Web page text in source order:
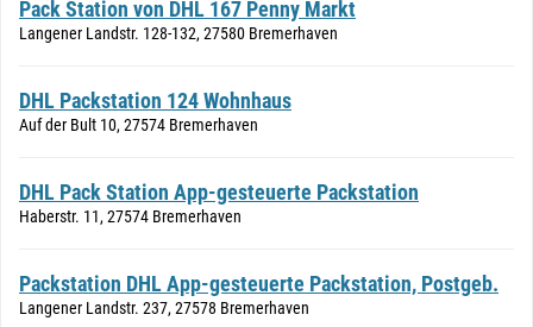
Pack Station von DHL 167 Penny Markt
Langener Landstr. 128-132, 27580 Bremerhaven
DHL Packstation 124 Wohnhaus
Auf der Bult 10, 27574 Bremerhaven
DHL Pack Station App-gesteuerte Packstation
Haberstr. 11, 27574 Bremerhaven
Packstation DHL App-gesteuerte Packstation, Postgeb.
Langener Landstr. 237, 27578 Bremerhaven